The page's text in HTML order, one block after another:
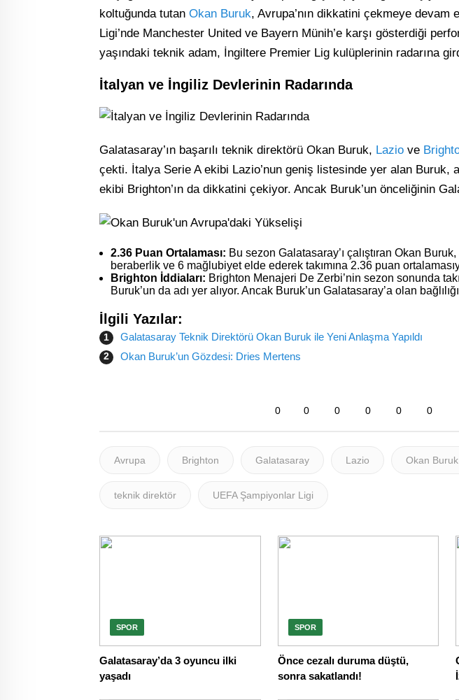
koltuğunda tutan Okan Buruk, Avrupa’nın dikkatini çekmeye devam
Ligi’nde Manchester United ve Bayern Münih’e karşı gösterdiği
yaşındaki teknik adam, İngiltere Premier Lig kulüplerinin radarına
İtalyan ve İngiliz Devlerinin Radarında
Galatasaray’ın başarılı teknik direktörü Okan Buruk, Lazio ve
çekti. İtalya Serie A ekibi Lazio’nun geniş listesinde yer alan Buruk,
ekibi Brighton’ın da dikkatini çekiyor. Ancak Buruk’un önceliğinin
2.36 Puan Ortalaması: Bu sezon Galatasaray’ı çalıştıran Okan
beraberlik ve 6 mağlubiyet elde ederek takımına 2.36 puan
Brighton İddiaları: Brighton Menajeri De Zerbi’nin sezon sonunda
Buruk’un da adı yer alıyor. Ancak Buruk’un Galatasaray’a olan
İlgili Yazılar:
Galatasaray Teknik Direktörü Okan Buruk ile Yeni Anlaşma Yapıldı
Okan Buruk’un Gözdesi: Dries Mertens
0 0 0 0 0 0
Avrupa Brighton Galatasaray Lazio Okan Buruk
teknik direktör UEFA Şampiyonlar Ligi
SPOR
Galatasaray’da 3 oyuncu ilki
yaşadı
SPOR
Önce cezalı duruma düştü,
sonra sakatlandı!